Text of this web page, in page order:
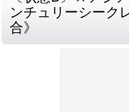
ンチュリーシーク
合》